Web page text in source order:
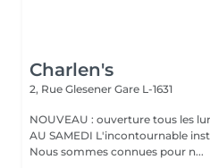
Charlen's
2, Rue Glesener Gare L-1631
NOUVEAU : ouverture tous les
AU SAMEDI L'incontournable institut de beauté à Luxembourg.
Nous sommes connues pour n...